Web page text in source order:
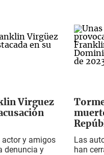
Virguez
actor y amigos
denuncia y
Las
han